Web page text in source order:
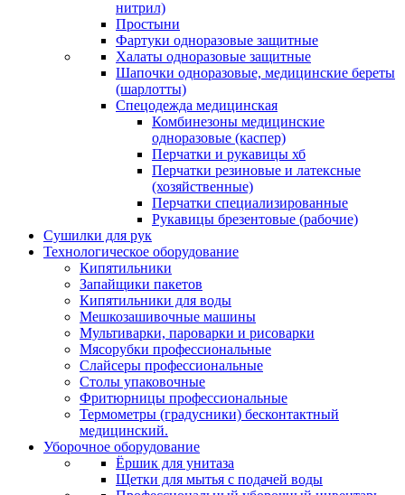
нитрил)
Простыни
Фартуки одноразовые защитные
Халаты одноразовые защитные
Шапочки одноразовые, медицинские береты
(шарлотты)
Спецодежда медицинская
Комбинезоны медицинские
одноразовые (каспер)
Перчатки и рукавицы хб
Перчатки резиновые и латексные
(хозяйственные)
Перчатки специализированные
Рукавицы брезентовые (рабочие)
Сушилки для рук
Технологическое оборудование
Кипятильники
Запайщики пакетов
Кипятильники для воды
Мешкозашивочные машины
Мультиварки, пароварки и рисоварки
Мясорубки профессиональные
Слайсеры профессиональные
Столы упаковочные
Фритюрницы профессиональные
Термометры (градусники) бесконтактный
медицинский.
Уборочное оборудование
Ёршик для унитаза
Щетки для мытья с подачей воды